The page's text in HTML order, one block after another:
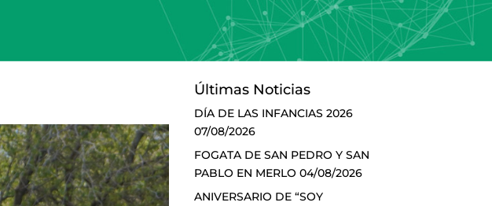
Últimas Noticias
DÍA DE LAS INFANCIAS 2026
07/08/2026
FOGATA DE SAN PEDRO Y SAN
PABLO EN MERLO 04/08/2026
ANIVERSARIO DE “SOY